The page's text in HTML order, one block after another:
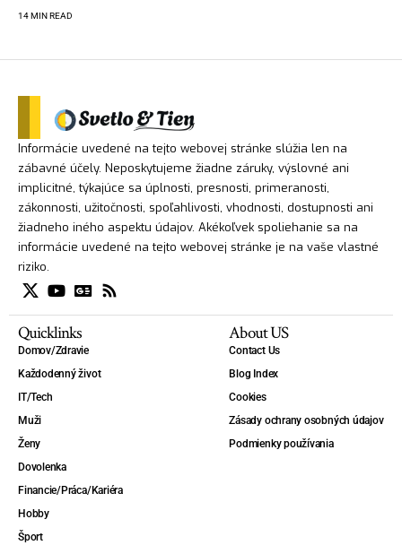
14 MIN READ
Informácie uvedené na tejto webovej stránke slúžia len na
zábavné účely. Neposkytujeme žiadne záruky, výslovné ani
implicitné, týkajúce sa úplnosti, presnosti, primeranosti,
zákonnosti, užitočnosti, spoľahlivosti, vhodnosti, dostupnosti ani
žiadneho iného aspektu údajov. Akékoľvek spoliehanie sa na
informácie uvedené na tejto webovej stránke je na vaše vlastné
riziko.
Quicklinks
Domov/Zdravie
Každodenný život
IT/Tech
Muži
Ženy
Dovolenka
Financie/Práca/Kariéra
Hobby
Šport
About US
Contact Us
Blog Index
Cookies
Zásady ochrany osobných údajov
Podmienky používania